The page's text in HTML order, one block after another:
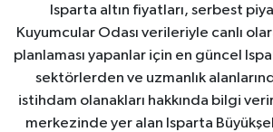
Isparta altın fiyatları, serbest
Kuyumcular Odası verileriyle canlı
planlaması yapanlar için en güncel
sektörlerden ve uzmanlık
istihdam olanakları hakkında bilgi
merkezinde yer alan Isparta